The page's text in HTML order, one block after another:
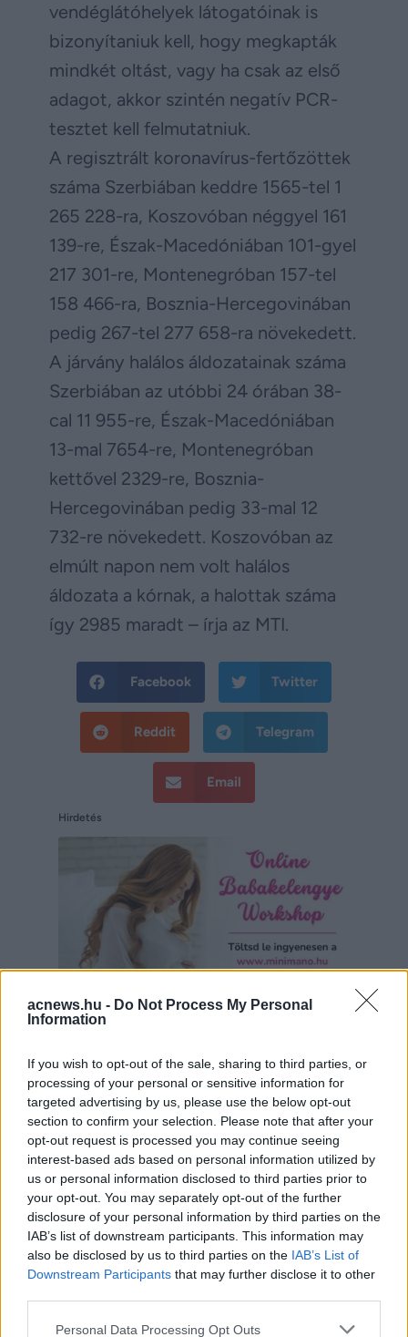
acnews.hu - Do Not Process My Personal
Information
If you wish to opt-out of the sale, sharing to third parties, or
processing of your personal or sensitive information for
targeted advertising by us, please use the below opt-out
section to confirm your selection. Please note that after your
opt-out request is processed you may continue seeing
interest-based ads based on personal information utilized by
us or personal information disclosed to third parties prior to
your opt-out. You may separately opt-out of the further
disclosure of your personal information by third parties on the
IAB’s list of downstream participants. This information may
also be disclosed by us to third parties on the IAB’s List of
Downstream Participants that may further disclose it to other
Please note that this website/app uses one or more Google
Personal Data Processing Opt Outs
vendéglátóhelyek látogatóinak is
bizonyítaniuk kell, hogy megkapták
mindkét oltást, vagy ha csak az első
adagot, akkor szintén negatív PCR-
tesztet kell felmutatniuk.
A regisztrált koronavírus-fertőzöttek
száma Szerbiában keddre 1565-tel 1
265 228-ra, Koszovóban néggyel 161
139-re, Észak-Macedóniában 101-gyel
217 301-re, Montenegróban 157-tel
158 466-ra, Bosznia-Hercegovinában
pedig 267-tel 277 658-ra növekedett.
A járvány halálos áldozatainak száma
Szerbiában az utóbbi 24 órában 38-
cal 11 955-re, Észak-Macedóniában
13-mal 7654-re, Montenegróban
kettővel 2329-re, Bosznia-
Hercegovinában pedig 33-mal 12
732-re növekedett. Koszovóban az
elmúlt napon nem volt halálos
áldozata a kórnak, a halottak száma
így 2985 maradt – írja az MTI.
Facebook Twitter
Reddit Telegram
Email
Hirdetés
Hirdetés